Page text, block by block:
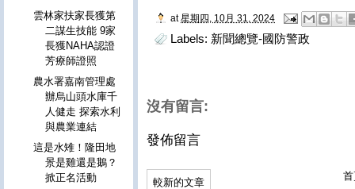
at 星期四, 10月 31, 2024
Labels: 新聞總覽-國防警政
沒有留言:
發佈留言
較新的文章
雲林家扶家長獲第
二謀生技能 9家
長獲NAHA認證
芳療師證照
農水署嘉南管理處
辦烏山頭水庫千
人健走 探索水利
與農業連結
這是水雉！隆田地
景是雞還是鵝？
掀正名活動